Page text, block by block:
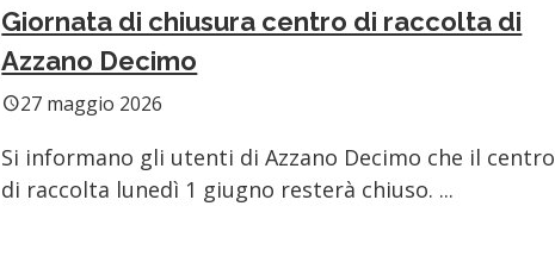
Giornata di chiusura centro di raccolta di
Azzano Decimo
schedule27 maggio 2026
Si informano gli utenti di Azzano Decimo che il centro
di raccolta lunedì 1 giugno resterà chiuso. ...